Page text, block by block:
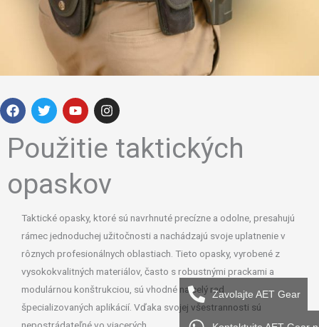
a
c
e
b
o
k
w
i
t
t
e
o
u
t
u
b
n
s
t
g
a
m
Použitie taktických
opaskov
Taktické opasky, ktoré sú navrhnuté precízne a odolne, presahujú
rámec jednoduchej užitočnosti a nachádzajú svoje uplatnenie v
rôznych profesionálnych oblastiach. Tieto opasky, vyrobené z
vysokokvalitných materiálov, často s robustnými prackami a
modulárnou konštrukciou, sú vhodné na celý rad
špecializovaných aplikácií. Vďaka svojej všestrannosti sú
Zavolajte AET Gear